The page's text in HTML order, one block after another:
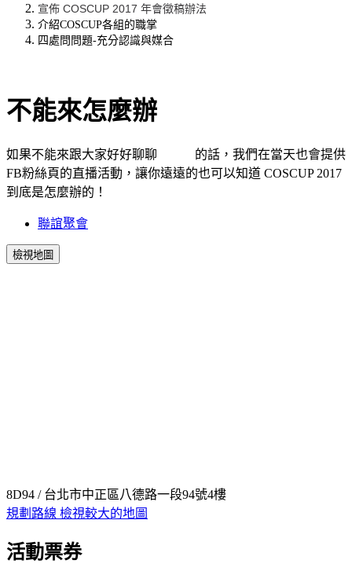
宣佈 COSCUP 2017 年會徵稿辦法
介紹COSCUP各組的職掌
四處問問題-充分認識與媒合
不能來怎麼辦
如果不能來跟大家好好聊聊
的話，我們在當天也會提供
FB粉絲頁的直播活動，讓你遠遠的也可以知道 COSCUP 2017
到底是怎麼辦的！
聯誼聚會
檢視地圖
8D94 / 台北市中正區八德路一段94號4樓
規劃路線 檢視較大的地圖
活動票券